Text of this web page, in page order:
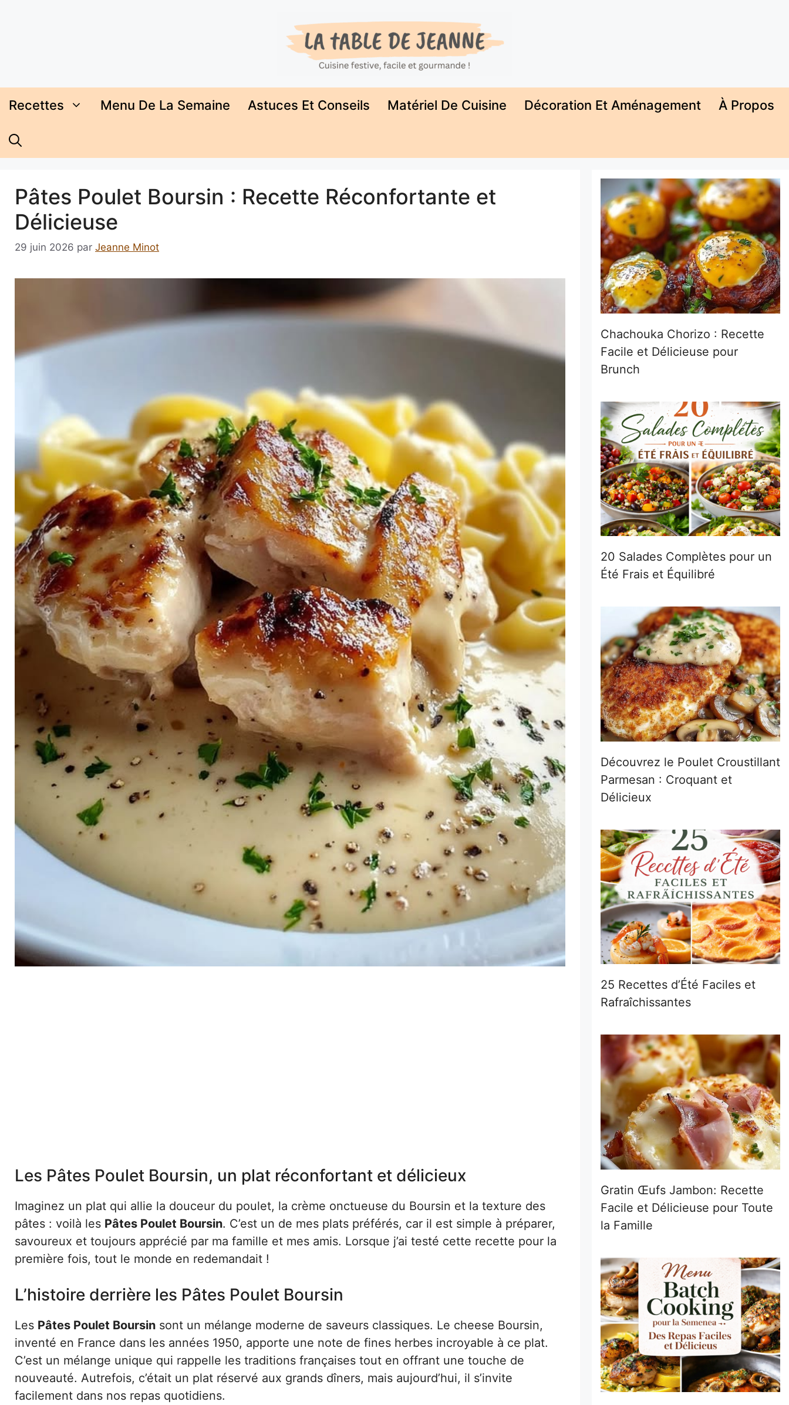
Recettes Menu De La Semaine Astuces Et Conseils Matériel De Cuisine Décoration Et Aménagement À Propos
Pâtes Poulet Boursin : Recette Réconfortante et
Délicieuse
29 juin 2026 par Jeanne Minot
Les Pâtes Poulet Boursin, un plat réconfortant et délicieux
Imaginez un plat qui allie la douceur du poulet, la crème onctueuse du Boursin et la texture des
pâtes : voilà les Pâtes Poulet Boursin. C’est un de mes plats préférés, car il est simple à préparer,
savoureux et toujours apprécié par ma famille et mes amis. Lorsque j’ai testé cette recette pour la
première fois, tout le monde en redemandait !
L’histoire derrière les Pâtes Poulet Boursin
Les Pâtes Poulet Boursin sont un mélange moderne de saveurs classiques. Le cheese Boursin,
inventé en France dans les années 1950, apporte une note de fines herbes incroyable à ce plat.
C’est un mélange unique qui rappelle les traditions françaises tout en offrant une touche de
nouveauté. Autrefois, c’était un plat réservé aux grands dîners, mais aujourd’hui, il s’invite
facilement dans nos repas quotidiens.
Chachouka Chorizo : Recette
Facile et Délicieuse pour
Brunch
20 Salades Complètes pour un
Été Frais et Équilibré
Découvrez le Poulet Croustillant
Parmesan : Croquant et
Délicieux
25 Recettes d’Été Faciles et
Rafraîchissantes
Gratin Œufs Jambon: Recette
Facile et Délicieuse pour Toute
la Famille